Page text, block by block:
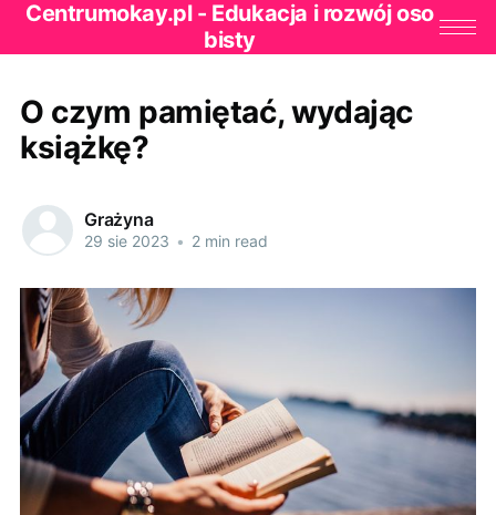
Centrumokay.pl - Edukacja i rozwój oso
bisty
O czym pamiętać, wydając
książkę?
Grażyna
29 sie 2023 • 2 min read